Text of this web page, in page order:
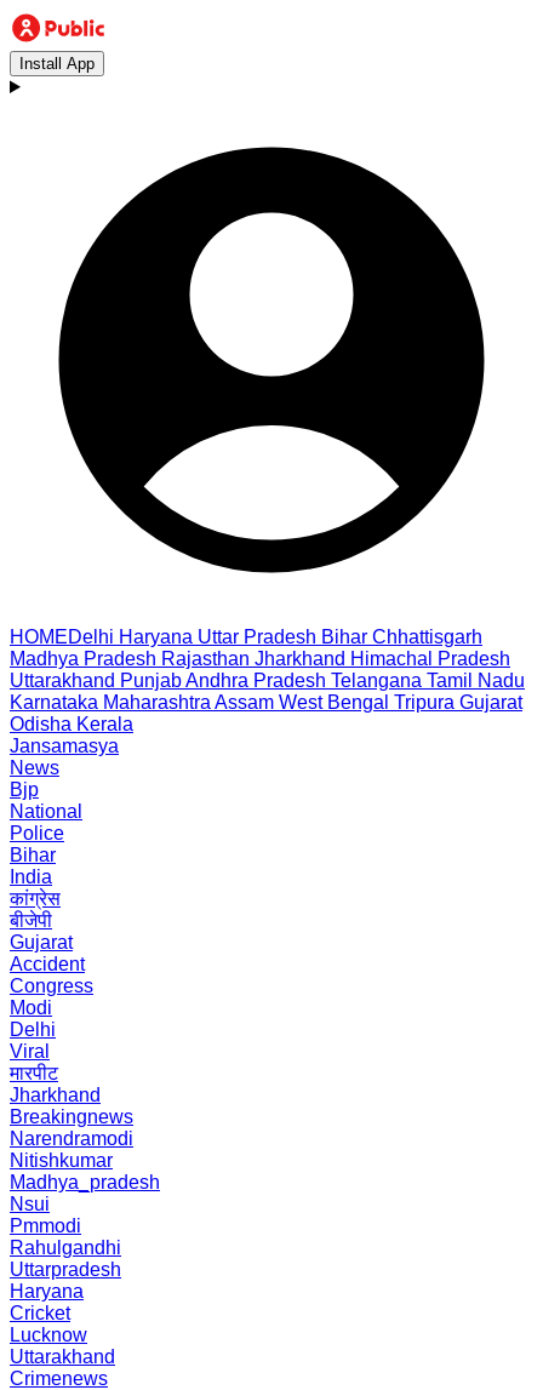
Install App
HOMEDelhi Haryana Uttar Pradesh Bihar Chhattisgarh
Madhya Pradesh Rajasthan Jharkhand Himachal Pradesh
Uttarakhand PunjabAndhra Pradesh Telangana Tamil Nadu
Karnataka Maharashtra Assam West Bengal Tripura Gujarat
Odisha Kerala
Jansamasya
News
Bjp
National
Police
Bihar
India
कांग्रेस
बीजेपी
Gujarat
Accident
Congress
Modi
Delhi
Viral
मारपीट
Jharkhand
Breakingnews
Narendramodi
Nitishkumar
Madhya_pradesh
Nsui
Pmmodi
Rahulgandhi
Uttarpradesh
Haryana
Cricket
Lucknow
Uttarakhand
Crimenews